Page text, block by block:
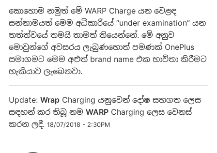
කොහොම නමුත් මේ WARP Charge යන වෙළඳ
සන්නාමයත් මෙම අධිකාරියේ “under examination” යන
තත්ත්වයේ තමයි තාමත් තියෙන්නේ. මේ අනුව
මොවුන්ගේ අවසරය ලැබුණහොත් පමණක් OnePlus
සමාගමට මෙම අළුත් brand name එක භාවිතා කිරීමට
හැකියාව ලැබෙනවා.
Update: WrapCharging යනුවෙන් දෝෂ සහගත ලෙස
සඳහන් කර තිබූ නම WARPCharging ලෙස වෙනස්
කරන ලදී. 18/07/2018 - 2:30PM